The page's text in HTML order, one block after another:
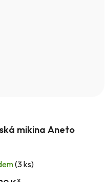
mikina Aneto
(3 ks)